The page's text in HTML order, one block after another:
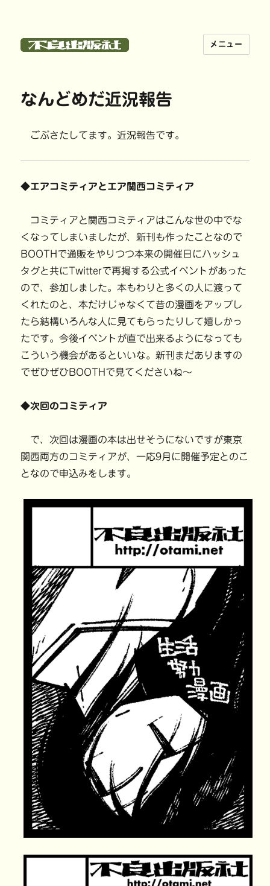
メニュー
なんどめだ近況報告
ごぶさたしてます。近況報告です。
◆エアコミティアとエア関西コミティア
コミティアと関西コミティアはこんな世の中でな
くなってしまいましたが、新刊も作ったことなので
BOOTHで通販をやりつつ本来の開催日にハッシュ
タグと共にTwitterで再掲する公式イベントがあった
ので、参加しました。本もわりと多くの人に渡って
くれたのと、本だけじゃなくて昔の漫画をアップし
たら結構いろんな人に見てもらったりして嬉しかっ
たです。今後イベントが直で出来るようになっても
こういう機会があるといいな。新刊まだありますの
でぜひぜひBOOTHで見てくださいね〜
◆次回のコミティア
で、次回は漫画の本は出せそうにないですが東京
関西両方のコミティアが、一応9月に開催予定とのこ
となので申込みをします。